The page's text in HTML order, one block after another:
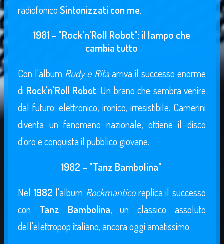
radiofonicoSintonizzati con me.
1981 – "Rock'n'Roll Robot": il lampo che
cambia tutto
Con l'album Rudy e Ritaarriva il successo enorme
di Rock'n'Roll Robot. Un brano che sembra venire
dal futuro: elettronico, ironico, irresistibile. Camerini
diventa un fenomeno nazionale, ottiene il disco
d'oro e conquista il pubblico giovane.
1982 – "Tanz Bambolina"
Nel 1982 l'album Rockmanticoreplica il successo
con Tanz Bambolina, un classico assoluto
dell'elettropop italiano, ancora oggi amatissimo.